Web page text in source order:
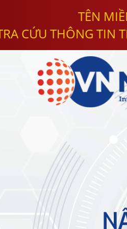
TÊN
CỨU THÔNG TIN